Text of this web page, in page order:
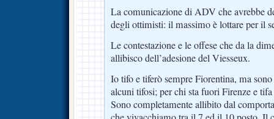
La comunicazione di ADV che avrebbe
degli ottimisti: il massimo è lottare per il
Le contestazione e le offese che da la
allibisco dell’adesione del Viesseux.
Io tifo e tiferò sempre Fiorentina, ma
alcuni tifosi; per chi sta fuori Firenze e
Sono completamente allibito dal